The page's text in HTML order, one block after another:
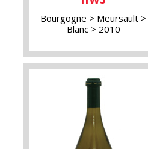
Bourgogne
Meursault
Blanc
2010